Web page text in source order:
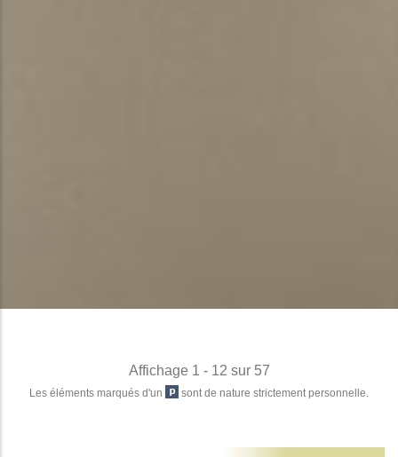
Affichage 1 - 12 sur 57
Les éléments marqués d'un sont de nature strictement personnelle.